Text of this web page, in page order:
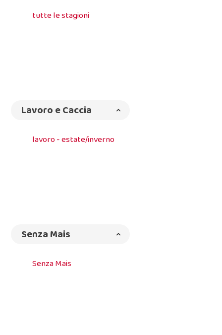
tutte le stagioni
Lavoro e Caccia
lavoro - estate/inverno
Senza Mais
Senza Mais